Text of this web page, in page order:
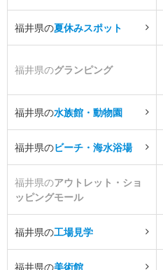
福井県の夏休みスポット
福井県のグランピング
福井県の水族館・動物園
福井県のビーチ・海水浴場
福井県のアウトレット・ショ
ッピングモール
福井県の工場見学
福井県の美術館